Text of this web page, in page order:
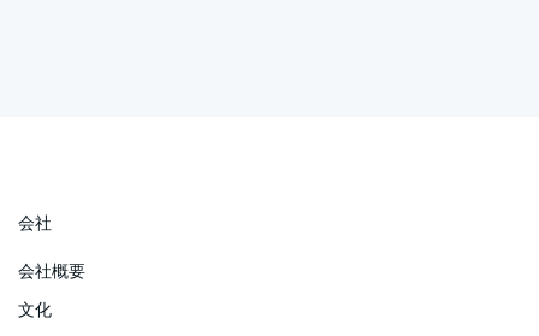
会社
会社概要
文化